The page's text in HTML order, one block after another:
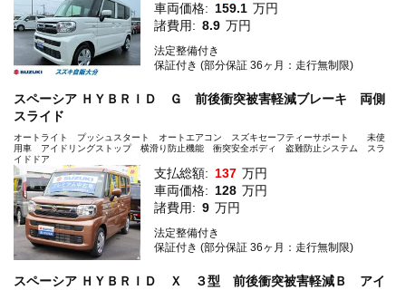
車両価格: 159.1 万円
諸費用: 8.9 万円
法定整備付き
保証付き (部分保証 36ヶ月：走行無制限)
スペーシア ＨＹＢＲＩＤ Ｇ 前後衝突被害軽減ブレーキ 両側
スライド
オートライト プッシュスタート オートエアコン スズキセーフティーサポート 未使
用車 アイドリングストップ 横滑り防止機能 衝突安全ボディ 盗難防止システム スラ
イドドア
支払総額: 137 万円
車両価格: 128 万円
諸費用: 9 万円
法定整備付き
保証付き (部分保証 36ヶ月：走行無制限)
スペーシア ＨＹＢＲＩＤ Ｘ ３型 前後衝突被害軽減Ｂ アイ